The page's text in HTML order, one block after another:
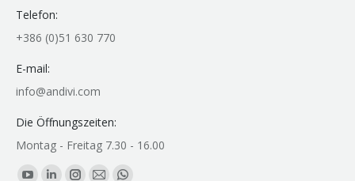
Telefon:
+386 (0)51 630 770
E-mail:
info@andivi.com
Die Öffnungszeiten:
Montag - Freitag 7.30 - 16.00
Finden Sie uns auf: